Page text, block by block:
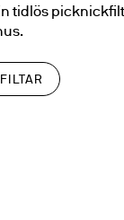
tidlös